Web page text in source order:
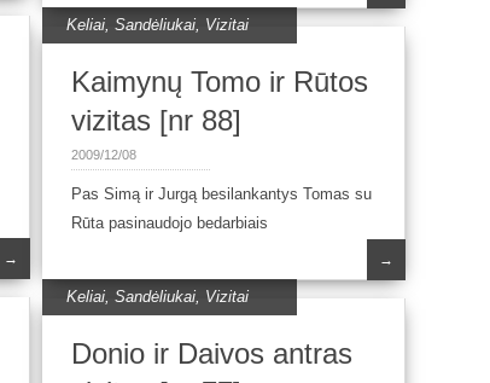
→
Keliai,Sandėliukai, Vizitai
Kaimynų Tomo ir Rūtos
vizitas [nr 88]
2009/12/08
Pas Simą ir Jurgą besilankantys Tomas su
Rūta pasinaudojo bedarbiais
→
Keliai,Sandėliukai, Vizitai
Donio ir Daivos antras